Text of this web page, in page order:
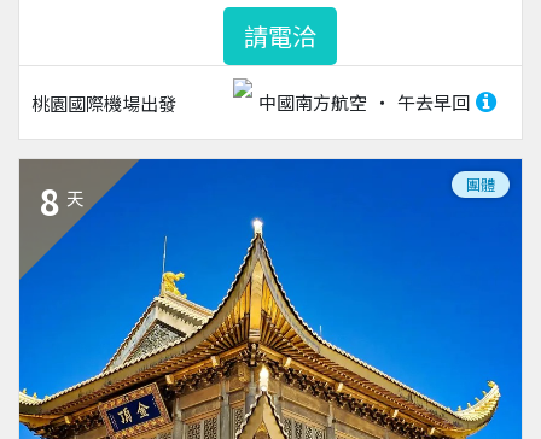
桃園國際機場出發 中國南方航空 午去早回
請電洽
8 天
團體